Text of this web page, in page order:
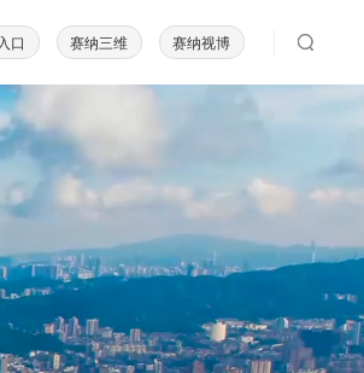
口 赛纳三维 赛纳视博